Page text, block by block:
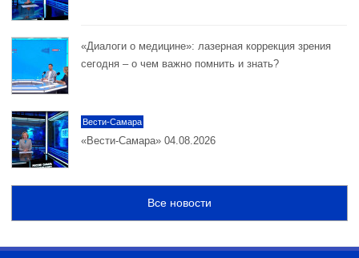
«Диалоги о медицине»: лазерная коррекция зрения
сегодня – о чем важно помнить и знать?
Вести-Самара
«Вести-Самара» 04.08.2026
Все новости